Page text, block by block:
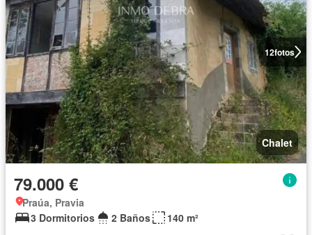
12fotos
Chalet
79.000 €
Praúa, Pravia
3 Dormitorios
2 Baños 140 m²